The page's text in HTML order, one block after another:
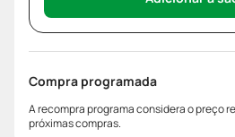
Compra programada
A recompra programa considera o preço
próximas compras.